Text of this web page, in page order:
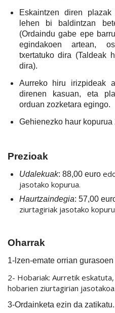
Eskaintzen diren
lehen bi baldintzan
(Ordaindu gabe epe
egindakoen artean,
txertatuko dira (Taldeak
dira).
Aurreko hiru irizpideak
direnen kasuan, eta
orduan zozketara egingo.
Gehienezko haur kopurua
Prezioak
Udalekuak: 88,00 euro
jasotako kopurua.
Haurtzaindegia: 57,00
ziurtagiriak jasotako
Oharrak
1-lzen-emate orrian
2- Hobariak: Aurretik
hobarien ziurtagirian jasotakoa.
3-Ordainketa ezin da zatikatu.